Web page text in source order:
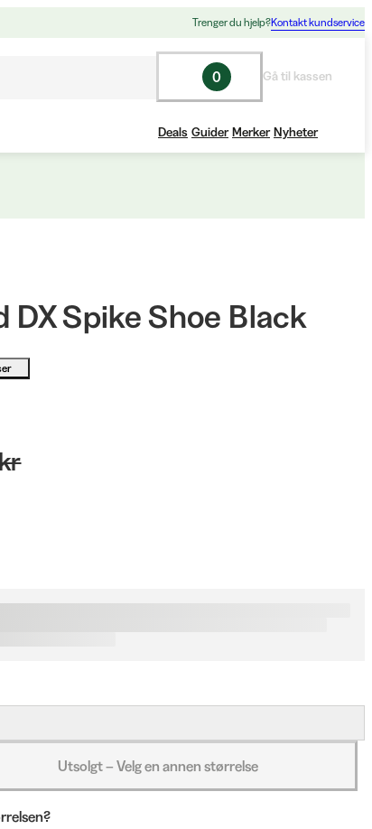
Trenger du hjelp?Kontakt kundservice
0 Gå til kassen
Deals Guider Merker Nyheter
DX Spike Shoe Black
Utsolgt – Velg en annen størrelse